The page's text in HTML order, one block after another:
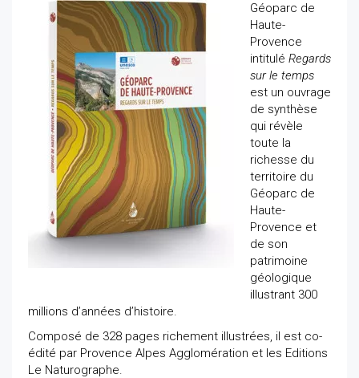
Géoparc de
Haute-
Provence
intitulé Regards
sur le temps
est un ouvrage
de synthèse
qui révèle
toute la
richesse du
territoire du
Géoparc de
Haute-
Provence et
de son
patrimoine
géologique
illustrant 300
millions d’années d’histoire.
Composé de 328 pages richement illustrées, il est co-
édité par Provence Alpes Agglomération et les Editions
Le Naturographe.